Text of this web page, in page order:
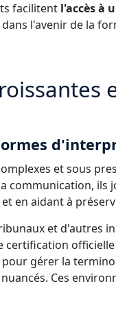
facilitent l'accès à
dans l'avenir de la
et sous
communication,
et en aidant à
et
gérer la
Ces